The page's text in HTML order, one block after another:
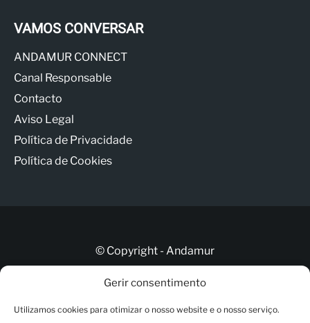
Gerir consentimento
Utilizamos cookies para otimizar o nosso website e o nosso serviço.
VAMOS CONVERSAR
ANDAMUR CONNECT
Canal Responsable
Contacto
Aviso Legal
Política de Privacidade
Política de Cookies
© Copyright - Andamur
ANDAMUR CONNECT